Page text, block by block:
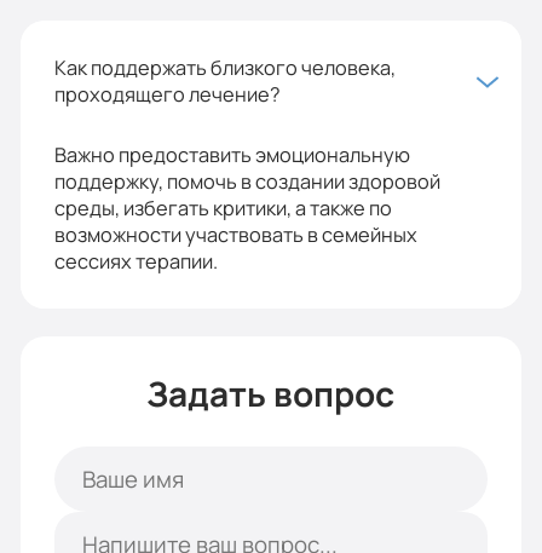
Как поддержать близкого человека,
проходящего лечение?
Важно предоставить эмоциональную
поддержку, помочь в создании здоровой
среды, избегать критики, а также по
возможности участвовать в семейных
сессиях терапии.
Задать вопрос